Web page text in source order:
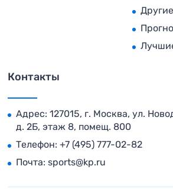
Другие
Контакты
Адрес: 127015, г. Москва, ул.
д. 2Б, этаж 8, помещ. 800
Телефон: +7 (495) 777-02-82
Почта: sports@kp.ru